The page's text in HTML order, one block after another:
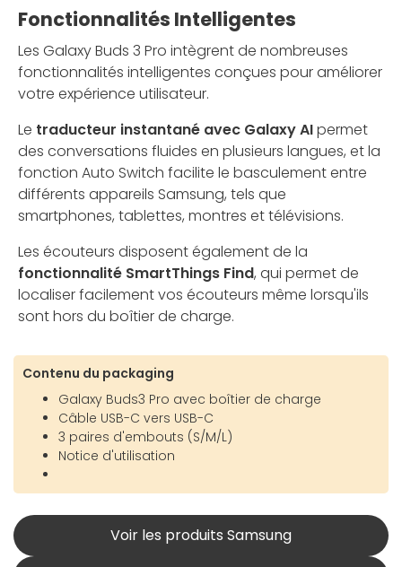
Fonctionnalités Intelligentes
Les Galaxy Buds 3 Pro intègrent de nombreuses
fonctionnalités intelligentes conçues pour améliorer
votre expérience utilisateur.
Le traducteur instantané avec Galaxy AIpermet
des conversations fluides en plusieurs langues, et la
fonction Auto Switch facilite le basculement entre
différents appareils Samsung, tels que
smartphones, tablettes, montres et télévisions.
Les écouteurs disposent également de la
fonctionnalité SmartThings Find, qui permet de
localiser facilement vos écouteurs même lorsqu'ils
sont hors du boîtier de charge.
Contenu du packaging
Galaxy Buds3 Pro avec boîtier de charge
Câble USB-C vers USB-C
3 paires d'embouts (S/M/L)
Notice d'utilisation
Voir les produits Samsung